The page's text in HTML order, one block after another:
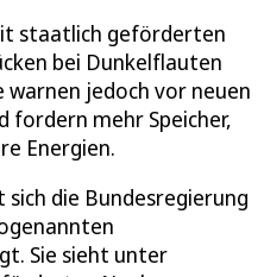
staatlich geförderten
bei Dunkelflauten
jedoch vor neuen
fordern mehr Speicher,
Energien.
die Bundesregierung
Sie sieht unter